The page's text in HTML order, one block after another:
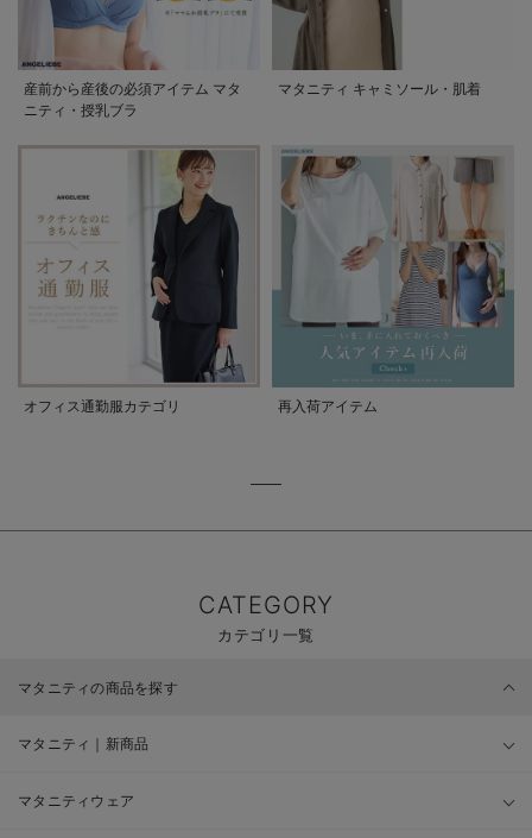
産前から産後の必須アイテム マタ
ニティ・授乳ブラ
マタニティ キャミソール・肌着
オフィス通勤服カテゴリ 再入荷アイテム
CATEGORY
カテゴリ一覧
マタニティの商品を探す
マタニティ｜新商品
マタニティウェア